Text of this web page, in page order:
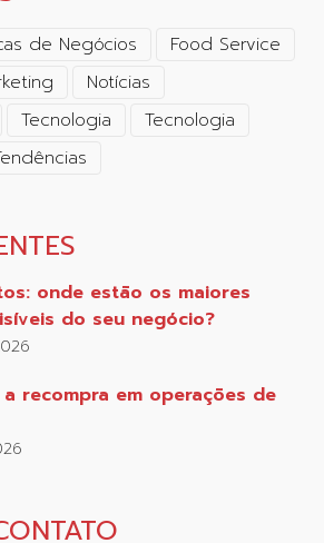
de Negócios
Food Service
Notícias
Tecnologia
Tecnologia
onde estão os maiores
do seu negócio?
recompra em operações de